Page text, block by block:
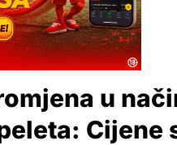
u
Cijene